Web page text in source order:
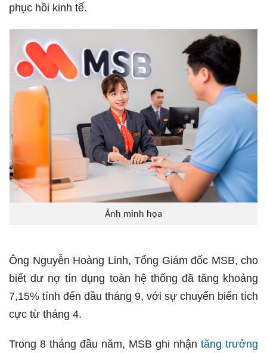
phục hồi kinh tế.
Ảnh minh họa
Ông Nguyễn Hoàng Linh, Tổng Giám đốc MSB, cho
biết dư nợ tín dụng toàn hệ thống đã tăng khoảng
7,15% tính đến đầu tháng 9, với sự chuyển biến tích
cực từ tháng 4.
Trong 8 tháng đầu năm, MSB ghi nhận tăng trưởng